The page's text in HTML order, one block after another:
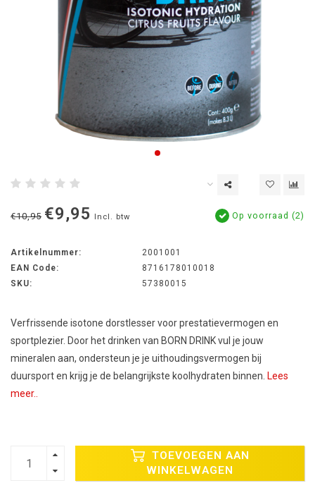
€10,95 €9,95 Incl. btw Op voorraad (2)
Artikelnummer:
2001001
EAN Code:
8716178010018
SKU:
57380015
Verfrissende isotone dorstlesser voor prestatievermogen en
sportplezier. Door het drinken van BORN DRINK vul je jouw
mineralen aan, ondersteun je je uithoudingsvermogen bij
duursport en krijg je de belangrijkste koolhydraten binnen. Lees
meer..
TOEVOEGEN AAN
WINKELWAGEN